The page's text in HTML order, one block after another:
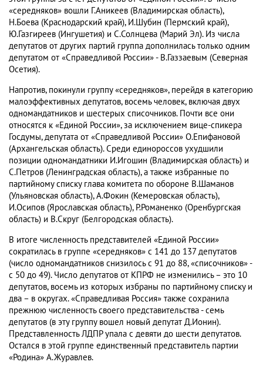
«середняков» вошли Г.Аникеев (Владимирская область),
Н.Боева (Краснодарский край), И.Шубин (Пермский край),
Ю.Газгиреев (Ингушетия) и С.Солнцева (Марий Эл). Из числа
депутатов от других партий группа дополнилась только одним
депутатом от «Справедливой России» - В.Газзаевым (Северная
Осетия).
Напротив, покинули группу «середняков», перейдя в категорию
малоэффективных депутатов, восемь человек, включая двух
одномандатников и шестерых списочников. Почти все они
относятся к «Единой России», за исключением вице-спикера
Госдумы, депутата от «Справедливой России» О.Епифановой
(Архангельская область). Среди единороссов ухудшили
позиции одномандатники И.Игошин (Владимирская область) и
С.Петров (Ленинградская область), а также избранные по
партийному списку глава комитета по обороне В.Шаманов
(Ульяновская область), А.Фокин (Кемеровская область),
И.Осипов (Ярославская область), Р.Романенко (Оренбургская
область) и В.Скруг (Белгородская область).
В итоге численность представителей «Единой России»
сократилась в группе «середняков» с 141 до 137 депутатов
(число одномандатников снизилось с 91 до 88, «списочников» -
с 50 до 49). Число депутатов от КПРФ не изменились – это 10
депутатов, восемь из которых избраны по партийному списку и
два – в округах. «Справедливая Россия» также сохранила
прежнюю численность своего представительства - семь
депутатов (в эту группу вошел новый депутат Д.Ионин).
Представленность ЛДПР упала с девяти до шести депутатов.
Остался в этой группе единственный представитель партии
«Родина» А.Журавлев.